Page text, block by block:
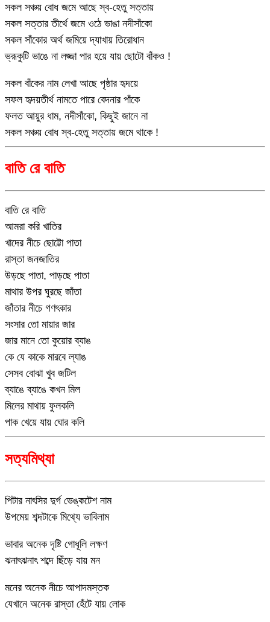
সকল সঞ্চয় বোধ জমে আছে স্ব-হেতু সত্তায়
সকল সত্তার তীর্থে জমে ওঠে ভাঙা নদীসাঁকো
সকল সাঁকোর অর্থ জমিয়ে দ্যাখায় তিরোধান
ভ্রূকুটি ভাঙে না লজ্জা পার হয়ে যায় ছোটো বাঁকও !
সকল বাঁকের নাম লেখা আছে পৃষ্ঠার হৃদয়ে
সফল হৃদয়তীর্থ নামতে পারে বেদনার পাঁকে
ফলত আয়ুর ধাম, নদীসাঁকো, কিছুই জানে না
সকল সঞ্চয় বোধ স্ব-হেতু সত্তায় জমে থাকে !
বাতি রে বাতি
বাতি রে বাতি
আমরা করি খাতির
খাদের নীচে ছোট্টো পাতা
রাস্তা জনজাতির
উড়ছে পাতা, পাড়ছে পাতা
মাথার উপর ঘুরছে জাঁতা
জাঁতার নীচে গণৎকার
সংসার তো মায়ার জার
জার মানে তো কুয়োর ব্যাঙ
কে যে কাকে মারবে ল্যাঙ
সেসব বোঝা খুব জটিল
ব্যাঙে ব্যাঙে কখন মিল
মিলের মাথায় ফুলকলি
পাক খেয়ে যায় ঘোর কলি
সত্যমিথ্যা
পিটার নাৎসির দুর্গ ভেঙ্কটেশ নাম
উপমেয় শব্দটাকে মিথ্যে ভাবিলাম
ভাবার অনেক দৃষ্টি গোধূলি লক্ষণ
ঝনাৎঝনাৎ শব্দে ছিঁড়ে যায় মন
মনের অনেক নীচে আপাদমস্তক
যেখানে অনেক রাস্তা হেঁটে যায় লোক